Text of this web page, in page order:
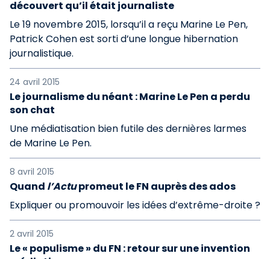
découvert qu’il était journaliste
Le 19 novembre 2015, lorsqu’il a reçu Marine Le Pen,
Patrick Cohen est sorti d’une longue hibernation
journalistique.
24 avril 2015
Le journalisme du néant : Marine Le Pen a perdu
son chat
Une médiatisation bien futile des dernières larmes
de Marine Le Pen.
8 avril 2015
Quand l’Actupromeut le FN auprès des ados
Expliquer ou promouvoir les idées d’extrême-droite ?
2 avril 2015
Le « populisme » du FN : retour sur une invention